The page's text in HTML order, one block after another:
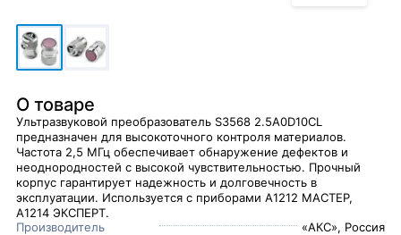
О товаре
Ультразвуковой преобразователь S3568 2.5A0D10CL
предназначен для высокоточного контроля материалов.
Частота 2,5 МГц обеспечивает обнаружение дефектов и
неоднородностей с высокой чувствительностью. Прочный
корпус гарантирует надежность и долговечность в
эксплуатации. Используется с приборами А1212 МАСТЕР,
А1214 ЭКСПЕРТ.
Производитель
«АКС», Россия